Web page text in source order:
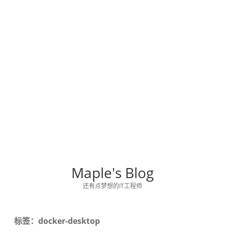
Maple's Blog
还有点梦想的IT工程师
标签：docker-desktop